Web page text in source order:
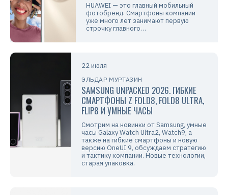
HUAWEI — это главный мобильный
фотобренд. Смартфоны компании
уже много лет занимают первую
строчку главного…
22 июля
ЭЛЬДАР МУРТАЗИН
SAMSUNG UNPACKED 2026. ГИБКИЕ
СМАРТФОНЫ Z FOLD8, FOLD8 ULTRA,
FLIP8 И УМНЫЕ ЧАСЫ
Смотрим на новинки от Samsung, умные
часы Galaxy Watch Ultra2, Watch9, а
также на гибкие смартфоны и новую
версию OneUI 9, обсуждаем стратегию
и тактику компании. Новые технологии,
старая упаковка.